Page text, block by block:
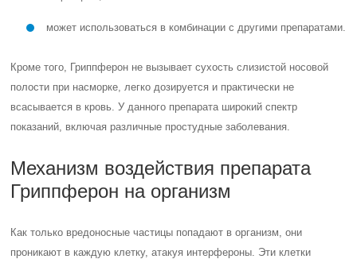
может использоваться в комбинации с другими препаратами.
Кроме того, Гриппферон не вызывает сухость слизистой носовой
полости при насморке, легко дозируется и практически не
всасывается в кровь. У данного препарата широкий спектр
показаний, включая различные простудные заболевания.
Механизм воздействия препарата
Гриппферон на организм
Как только вредоносные частицы попадают в организм, они
проникают в каждую клетку, атакуя интерфероны. Эти клетки